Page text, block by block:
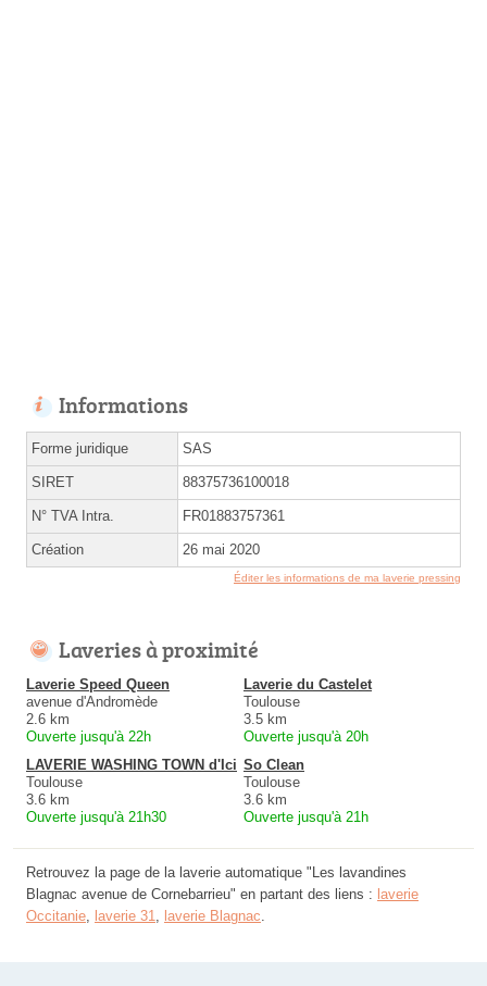
Informations
Forme juridique SAS
SIRET 88375736100018
N° TVA Intra. FR01883757361
Création 26 mai 2020
Éditer les informations de ma laverie pressing
Laveries à proximité
Laverie Speed Queen
avenue d'Andromède
2.6 km
Ouverte jusqu'à 22h
Laverie du Castelet
Toulouse
3.5 km
Ouverte jusqu'à 20h
LAVERIE WASHING TOWN d'Ici
Toulouse
3.6 km
Ouverte jusqu'à 21h30
So Clean
Toulouse
3.6 km
Ouverte jusqu'à 21h
Retrouvez la page de la laverie automatique "Les lavandines
Blagnac avenue de Cornebarrieu" en partant des liens : laverie
Occitanie
laverie 31 laverie Blagnac